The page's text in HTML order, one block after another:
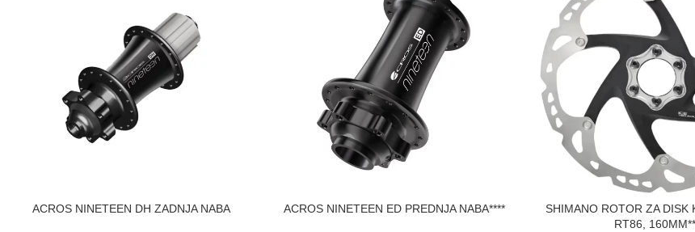
ACROS NINETEEN DH ZADNJA NABA ACROS NINETEEN ED PREDNJA NABA****
SHIMANO ROTOR ZA DISK
RT86,